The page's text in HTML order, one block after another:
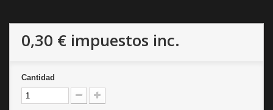
0,30 € impuestos inc.
Cantidad